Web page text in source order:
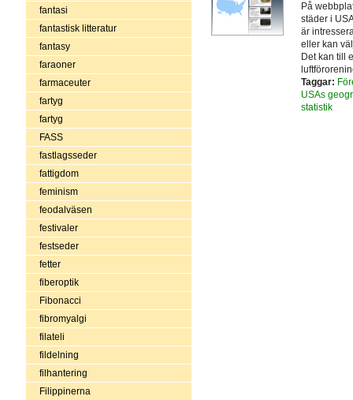
fantasi
fantastisk litteratur
fantasy
faraoner
farmaceuter
fartyg
fartyg
FASS
fastlagsseder
fattigdom
feminism
feodalväsen
festivaler
festseder
fetter
fiberoptik
Fibonacci
fibromyalgi
filateli
fildelning
filhantering
Filippinerna
På
städer i
är
eller kan
Det kan till
Taggar:
USAs
statistik